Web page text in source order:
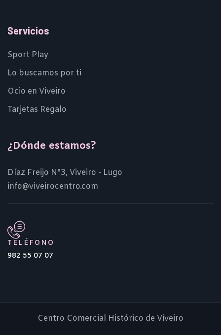
Servicios
Sport Play
Lo buscamos por ti
Ocio en Viveiro
Tarjetas Regalo
¿Dónde estamos?
Díaz Freijo N°3, Viveiro - Lugo
info@viveirocentro.com
TELÉFONO
982 55 07 07
Centro Comercial Histórico de Viveiro